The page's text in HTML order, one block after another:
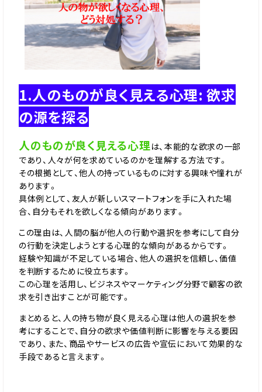
1.人のものが良く見える心理: 欲求
の源を探る
人のものが良く見える心理 は、本能的な欲求の一部
であり、人々が何を求めているのかを理解する方法です。
その根拠として、他人の持っているものに対する興味や憧れが
あります。
具体例として、友人が新しいスマートフォンを手に入れた場
合、自分もそれを欲しくなる傾向があります。
この理由は、人間の脳が他人の行動や選択を参考にして自分
の行動を決定しようとする心理的な傾向があるからです。
経験や知識が不足している場合、他人の選択を信頼し、価値
を判断するために役立ちます。
この心理を活用し、ビジネスやマーケティング分野で顧客の欲
求を引き出すことが可能です。
まとめると、人の持ち物が良く見える心理は他人の選択を参
考にすることで、自分の欲求や価値判断に影響を与える要因
であり、また、商品やサービスの広告や宣伝において効果的な
手段であると言えます。